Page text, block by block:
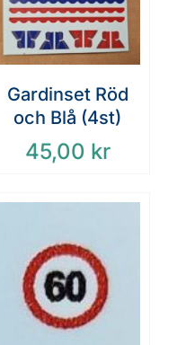
Gardinset Röd
och Blå (4st)
45,00 kr